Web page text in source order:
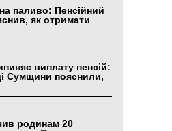
паливо: Пенсійний
як отримати
виплату пенсій:
Сумщини пояснили,
родинам 20